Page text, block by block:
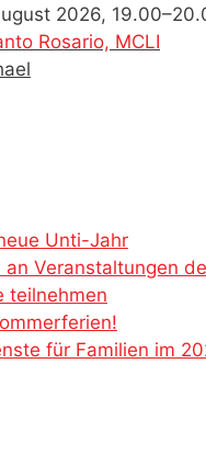
2026,
Rosario, MCLI
Unti-Jahr
an Veranstaltungen
teilnehmen
für Familien im